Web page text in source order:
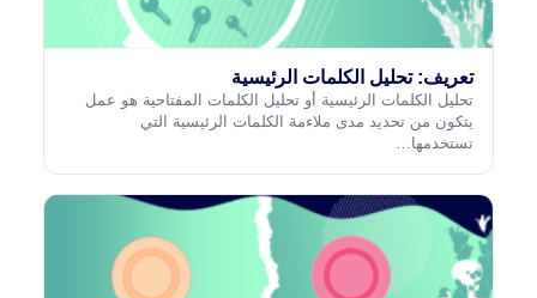
تعريف: تحليل الكلمات الرئيسية
تحليل الكلمات الرئيسية أو تحليل الكلمات المفتاحية هو عمل
يتكون من تحديد مدى ملاءمة الكلمات الرئيسية التي
تستخدمها…